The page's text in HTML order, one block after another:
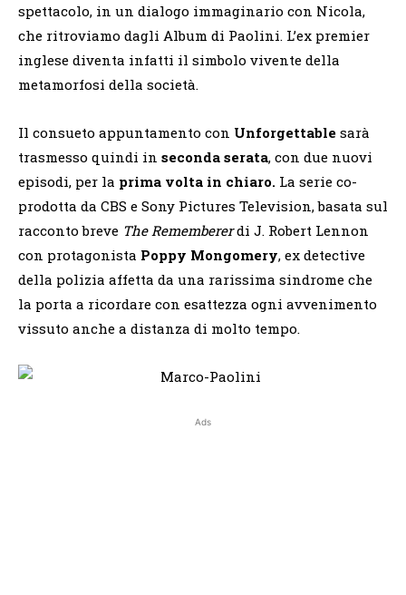
spettacolo, in un dialogo immaginario con Nicola,
che ritroviamo dagli Album di Paolini. L’ex premier
inglese diventa infatti il simbolo vivente della
metamorfosi della società.
Il consueto appuntamento con Unforgettable sarà
trasmesso quindi in seconda serata, con due nuovi
episodi, per la prima volta in chiaro. La serie co-
prodotta da CBS e Sony Pictures Television, basata sul
racconto breve The Remembererdi J. Robert Lennon
con protagonista Poppy Mongomery, ex detective
della polizia affetta da una rarissima sindrome che
la porta a ricordare con esattezza ogni avvenimento
vissuto anche a distanza di molto tempo.
Ads